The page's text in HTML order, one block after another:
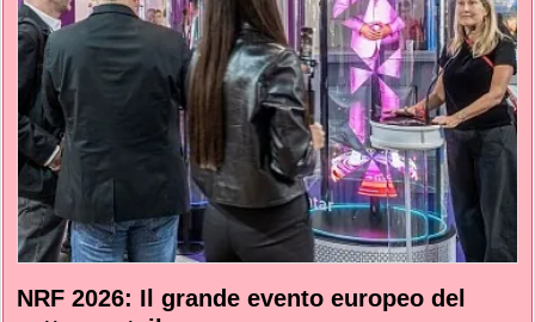
NRF 2026: Il grande evento europeo del